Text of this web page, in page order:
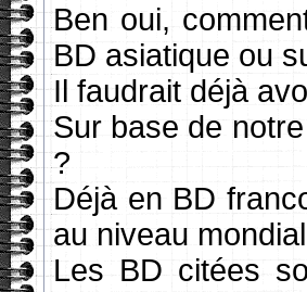
Ben oui,
BD asiatique ou
Il faudrait déjà
Sur base de
?
Déjà en BD
au niveau
Les BD citées